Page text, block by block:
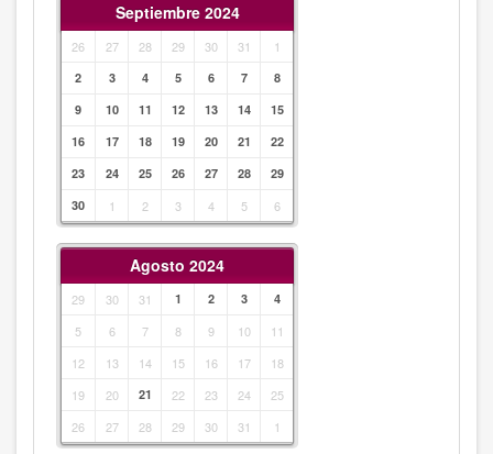
Septiembre 2024
26 27 28 29 30 31 1
2 3 4 5 6 7
8
9
10 11 12 13 14
15
16
17 18 19 20 21
22
23
24 25 26 27 28
29
30
1 2 3 4 5 6
Agosto 2024
29 30 31 1 2 3 4
5 6 7 8 9 10
11
12
13 14 15 16 17
18
19
20 21 22 23 24
25
26
27 28 29 30 31 1